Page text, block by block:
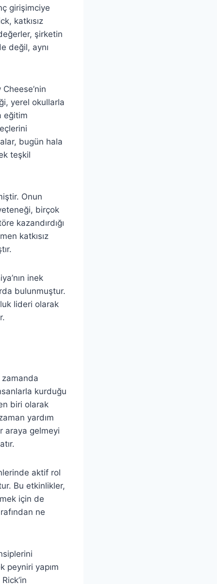
girişimciye
katkısız
şirketin
değil, aynı
yerel okullarla
eğitim
bugün hala
teşkil
Onun
birçok
kazandırdığı
katkısız
inek
bulunmuştur.
lideri olarak
zamanda
kurduğu
biri olarak
yardım
araya gelmeyi
aktif rol
Bu etkinlikler,
için de
ne
peyniri yapım